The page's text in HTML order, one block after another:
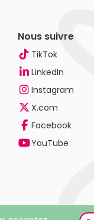
Nous suivre
TikTok
LinkedIn
Instagram
X.com
Facebook
YouTube